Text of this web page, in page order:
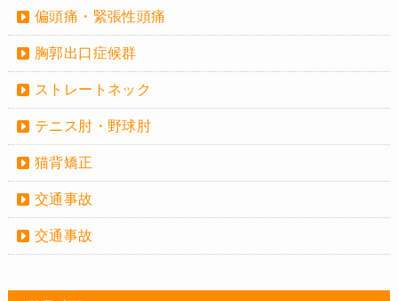
偏頭痛・緊張性頭痛
胸郭出口症候群
ストレートネック
テニス肘・野球肘
猫背矯正
交通事故
交通事故